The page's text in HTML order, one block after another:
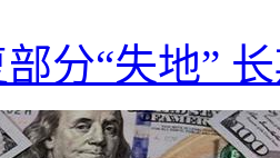
分“失地”